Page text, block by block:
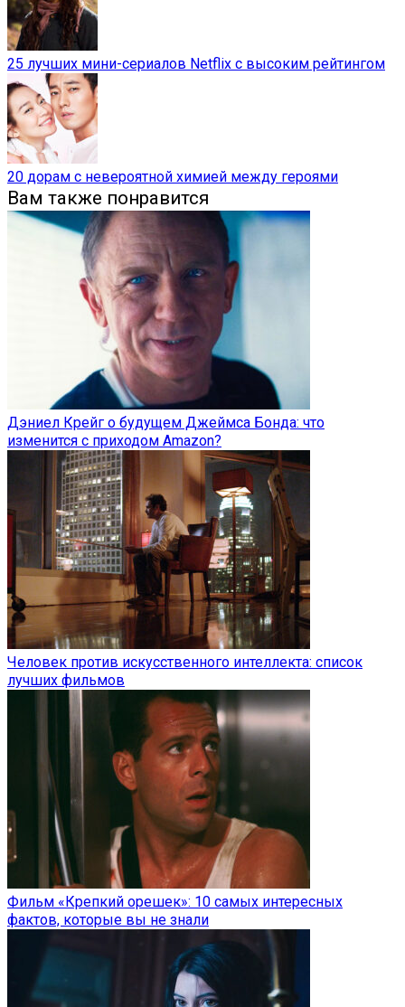
25 лучших мини-сериалов Netflix с высоким рейтингом
20 дорам с невероятной химией между героями
Вам также понравится
Дэниел Крейг о будущем Джеймса Бонда: что
изменится с приходом Amazon?
Человек против искусственного интеллекта: список
лучших фильмов
Фильм «Крепкий орешек»: 10 самых интересных
фактов, которые вы не знали